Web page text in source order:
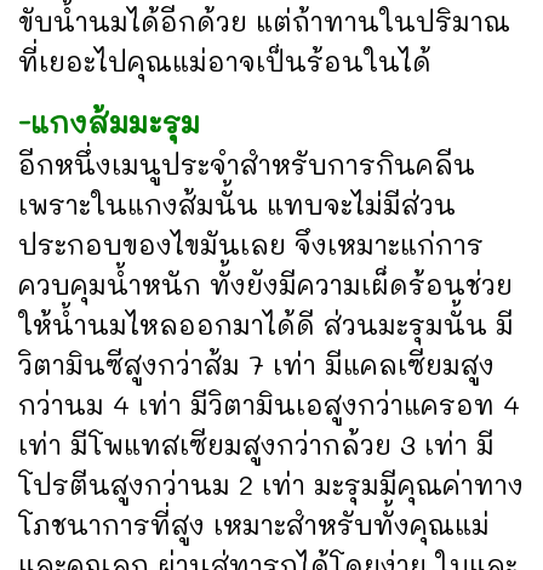
ขับน้ำนมได้อีกด้วย แต่ถ้าทานในปริมาณ
ที่เยอะไปคุณแม่อาจเป็นร้อนในได้
-แกงส้มมะรุม
อีกหนึ่งเมนูประจำสำหรับการกินคลีน
เพราะในแกงส้มนั้น แทบจะไม่มีส่วน
ประกอบของไขมันเลย จึงเหมาะแก่การ
ควบคุมน้ำหนัก ทั้งยังมีความเผ็ดร้อนช่วย
ให้น้ำนมไหลออกมาได้ดี ส่วนมะรุมนั้น มี
วิตามินซีสูงกว่าส้ม 7 เท่า มีแคลเซียมสูง
กว่านม 4 เท่า มีวิตามินเอสูงกว่าแครอท 4
เท่า มีโพแทสเซียมสูงกว่ากล้วย 3 เท่า มี
โปรตีนสูงกว่านม 2 เท่า มะรุมมีคุณค่าทาง
โภชนาการที่สูง เหมาะสำหรับทั้งคุณแม่